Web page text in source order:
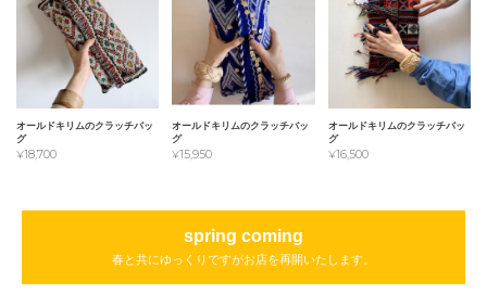
オールドキリムのクラッチバッ
グ
¥18,700
オールドキリムのクラッチバッ
グ
¥15,950
オールドキリムのクラッチバッ
グ
¥16,500
spring coming
春と共にゆっくりですがお店を再開いたします。